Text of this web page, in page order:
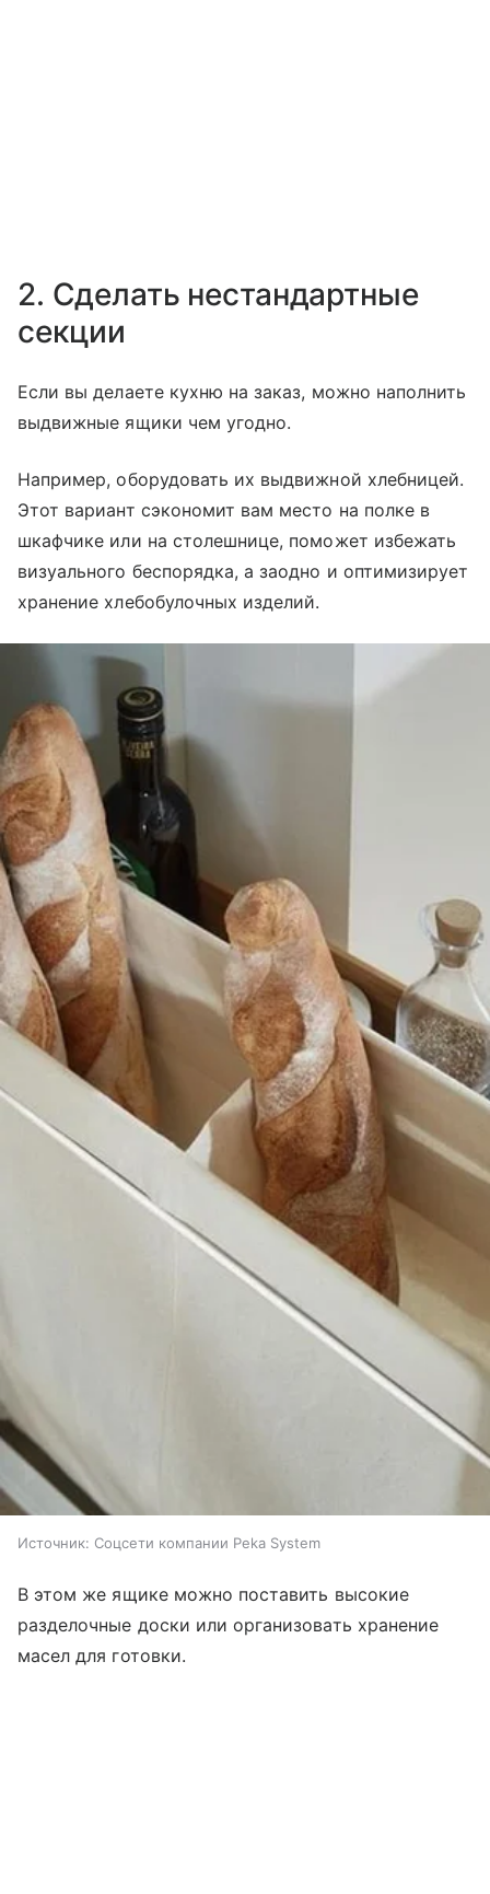
2. Сделать нестандартные
секции
Если вы делаете кухню на заказ, можно наполнить
выдвижные ящики чем угодно.
Например, оборудовать их выдвижной хлебницей.
Этот вариант сэкономит вам место на полке в
шкафчике или на столешнице, поможет избежать
визуального беспорядка, а заодно и оптимизирует
хранение хлебобулочных изделий.
Источник: Соцсети компании Peka System
В этом же ящике можно поставить высокие
разделочные доски или организовать хранение
масел для готовки.